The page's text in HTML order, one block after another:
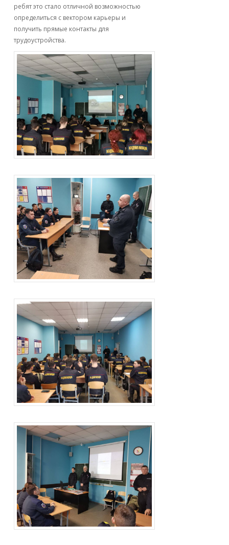
ребят это стало отличной возможностью
определиться с вектором карьеры и
получить прямые контакты для
трудоустройства.